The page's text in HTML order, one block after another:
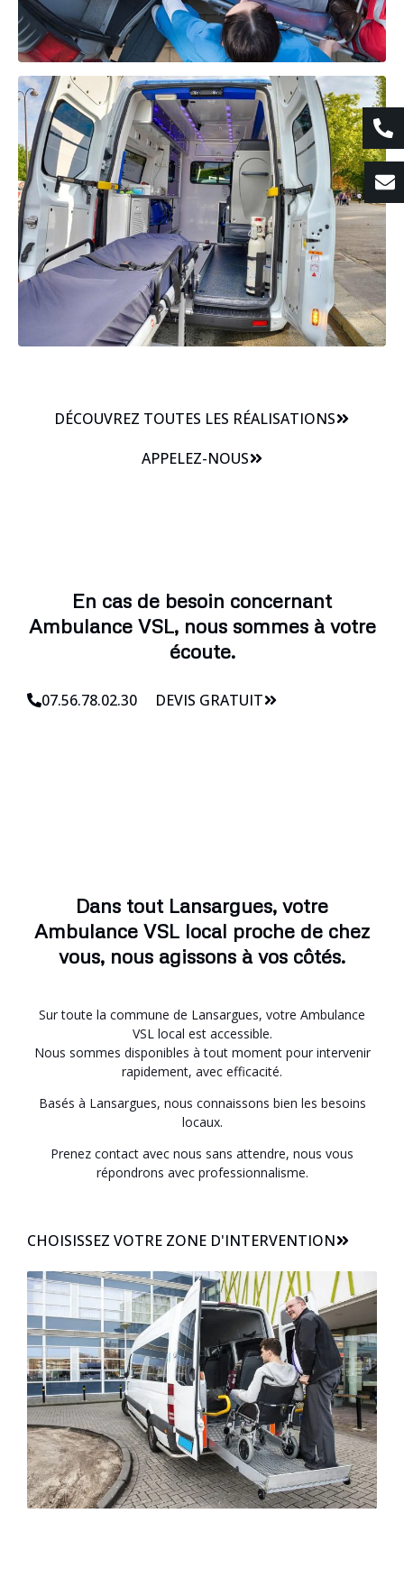
DÉCOUVREZ TOUTES LES RÉALISATIONS
APPELEZ-NOUS
En cas de besoin concernant
Ambulance VSL, nous sommes à votre
écoute.
07.56.78.02.30 DEVIS GRATUIT
Dans tout Lansargues, votre
Ambulance VSL local proche de chez
vous, nous agissons à vos côtés.
Sur toute la commune de Lansargues, votre Ambulance
VSL local est accessible.
Nous sommes disponibles à tout moment pour intervenir
rapidement, avec efficacité.
Basés à Lansargues, nous connaissons bien les besoins
locaux.
Prenez contact avec nous sans attendre, nous vous
répondrons avec professionnalisme.
CHOISISSEZ VOTRE ZONE D'INTERVENTION